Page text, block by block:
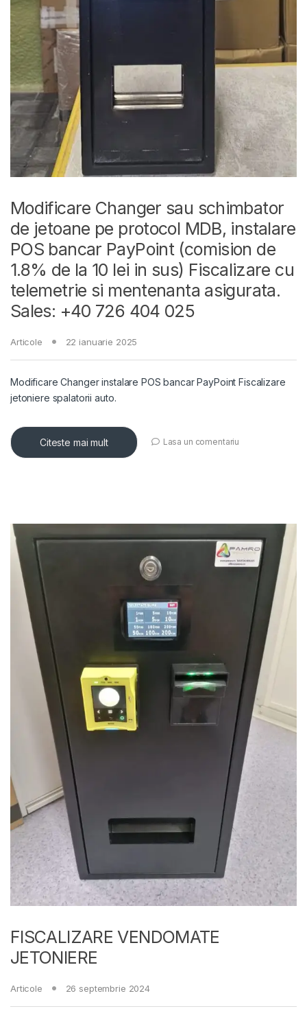
Modificare Changer sau schimbator
de jetoane pe protocol MDB, instalare
POS bancar PayPoint (comision de
1.8% de la 10 lei in sus) Fiscalizare cu
telemetrie si mentenanta asigurata.
Sales: +40 726 404 025
Articole 22 ianuarie 2025
Modificare Changer instalare POS bancar PayPoint Fiscalizare
jetoniere spalatorii auto.
Citeste mai mult Lasa un comentariu
FISCALIZARE VENDOMATE
JETONIERE
Articole 26 septembrie 2024